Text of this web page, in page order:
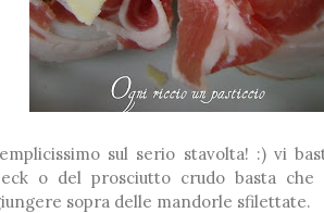
sul serio stavolta! :) vi
o del prosciutto crudo basta
sopra delle mandorle sfilettate.